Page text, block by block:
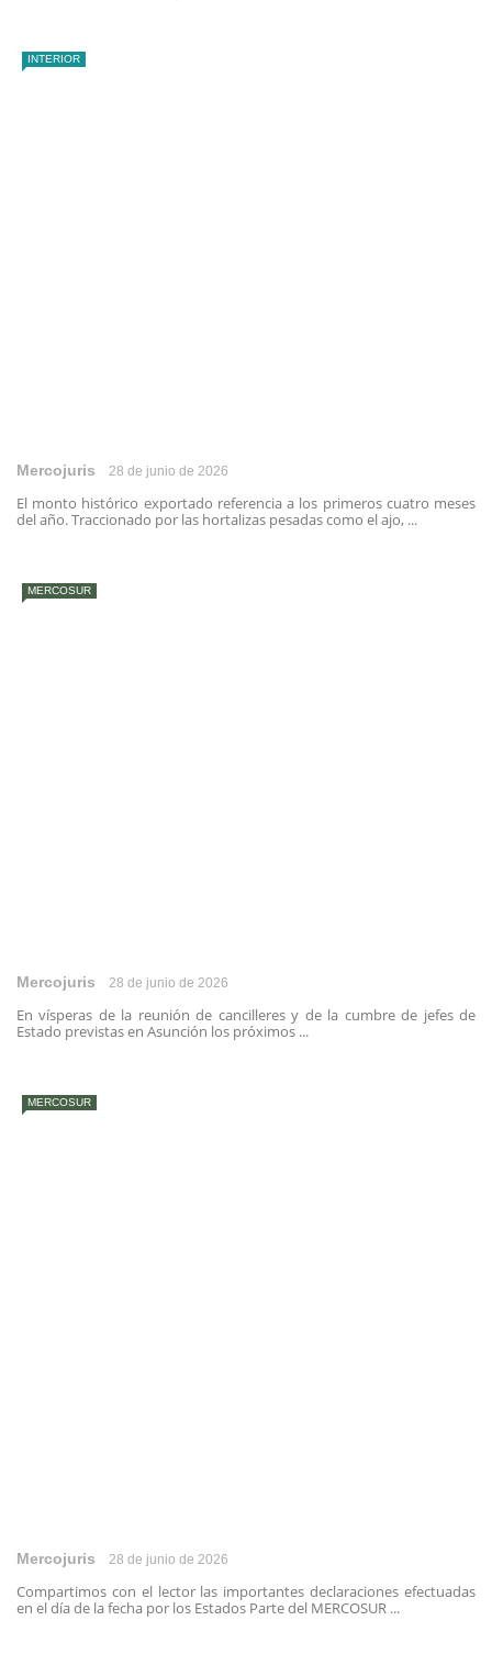
INTERIOR
Mercojuris 28 de junio de 2026
El monto histórico exportado referencia a los primeros cuatro meses
del año. Traccionado por las hortalizas pesadas como el ajo, ...
MERCOSUR
Mercojuris 28 de junio de 2026
En vísperas de la reunión de cancilleres y de la cumbre de jefes de
Estado previstas en Asunción los próximos ...
MERCOSUR
Mercojuris 28 de junio de 2026
Compartimos con el lector las importantes declaraciones efectuadas
en el día de la fecha por los Estados Parte del MERCOSUR ...